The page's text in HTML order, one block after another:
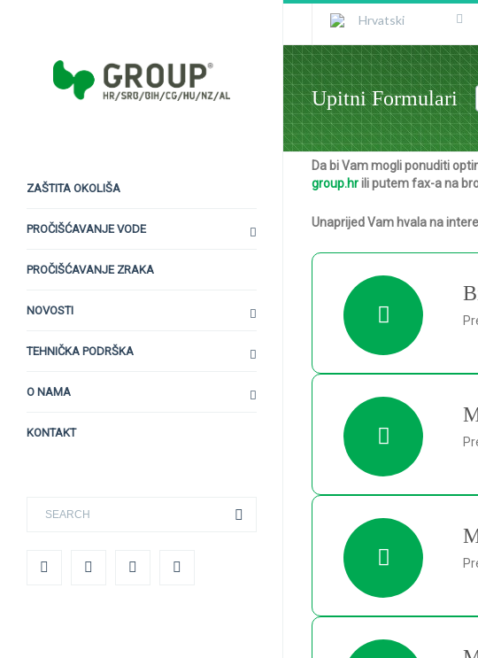
Hrvatski
ZAŠTITA OKOLIŠA
PROČIŠĆAVANJE VODE
PROČIŠĆAVANJE ZRAKA
NOVOSTI
TEHNIČKA PODRŠKA
O NAMA
KONTAKT
Upitni Formulari
Da bi Vam mogli ponuditi
group.hrili putem fax-a na
Unaprijed Vam hvala na